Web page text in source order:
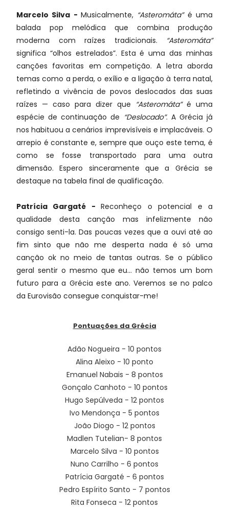
Marcelo Silva - Musicalmente, “Asteromáta” é uma
balada pop melódica que combina produção
moderna com raízes tradicionais. “Asteromáta”
significa “olhos estrelados”. Esta é uma das minhas
canções favoritas em competição. A letra aborda
temas como a perda, o exílio e a ligação à terra natal,
refletindo a vivência de povos deslocados das suas
raízes — caso para dizer que “Asteromáta” é uma
espécie de continuação de “Deslocado”. A Grécia já
nos habituou a cenários imprevisíveis e implacáveis. O
arrepio é constante e, sempre que ouço este tema, é
como se fosse transportado para uma outra
dimensão.Espero sinceramente que a Grécia se
destaque na tabela final de qualificação.
Patrícia Gargaté -Reconheço o potencial e a
qualidade desta canção mas infelizmente não
consigo senti-la. Das poucas vezes que a ouvi até ao
fim sinto que não me desperta nada é só uma
canção ok no meio de tantas outras. Se o público
geral sentir o mesmo que eu… não temos um bom
futuro para a Grécia este ano. Veremos se no palco
da Eurovisão consegue conquistar-me!
Pontuações da Grécia
Adão Nogueira - 10 pontos
Alina Aleixo - 10 ponto
Emanuel Nabais - 8 pontos
Gonçalo Canhoto - 10 pontos
Hugo Sepúlveda - 12 pontos
Ivo Mendonça - 5 pontos
João Diogo - 12 pontos
Madlen Tutelian- 8 pontos
Marcelo Silva - 10 pontos
Nuno Carrilho - 6 pontos
Patrícia Gargaté - 6 pontos
Pedro Espírito Santo - 7 pontos
Rita Fonseca - 12 pontos